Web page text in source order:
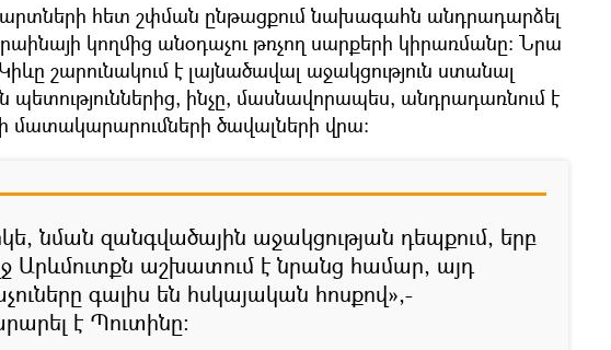
հետ շփման ընթացքում նախագահն անդրադարձել
կողմից անօդաչու թռչող սարքերի կիրառմանը: Նրա
շարունակում է լայնածավալ աջակցություն ստանալ
պետություններից, ինչը, մասնավորապես, անդրադառնում է
մատակարարումների ծավալների վրա:
նման զանգվածային աջակցության դեպքում, երբ
Արևմուտքն աշխատում է նրանց համար, այդ
գալիս են հսկայական հոսքով»,-
է Պուտինը: